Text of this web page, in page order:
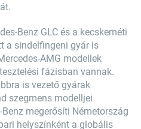
Benz GLC és a kecskeméti
a sindelfingeni gyár is
AMG modellek
fázisban vannak.
is vezető gyárak
szegmens modelljei
megerősíti Németország
helyszínként a globális